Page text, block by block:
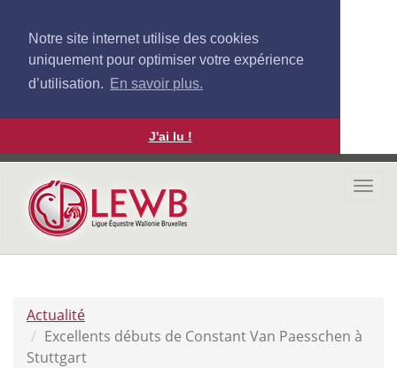
Notre site internet utilise des cookies
uniquement pour optimiser votre expérience
d’utilisation. En savoir plus.
J'ai lu !
Aller
contenu
principal
Actualité
Excellents débuts de Constant Van Paesschen à
Stuttgart